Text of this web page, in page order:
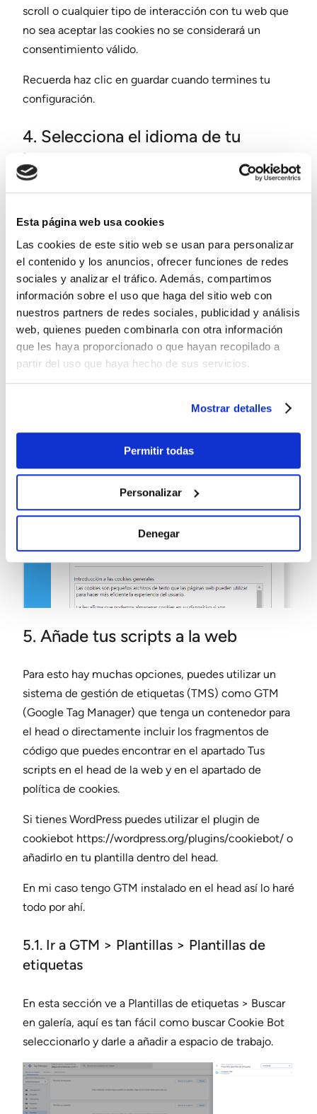
Esta página web usa cookies
Las cookies de este sitio web se usan para personalizar
el contenido y los anuncios, ofrecer funciones de redes
sociales y analizar el tráfico. Además, compartimos
información sobre el uso que haga del sitio web con
nuestros partners de redes sociales, publicidad y análisis
web, quienes pueden combinarla con otra información
que les haya proporcionado o que hayan recopilado a
partir del uso que haya hecho de sus servicios.
Mostrar detalles
Permitir todas
Personalizar
Denegar
scroll o cualquier tipo de interacción con tu web que
no sea aceptar las cookies no se considerará un
consentimiento válido.
Recuerda haz clic en guardar cuando termines tu
configuración.
4. Selecciona el idioma de tu
banner
En el apartado contenido selecciona el idioma de tu
banner de consentimiento de cookies y haz clic en
necesario.
5. Añade tus scripts a la web
Para esto hay muchas opciones, puedes utilizar un
sistema de gestión de etiquetas (TMS) como GTM
(Google Tag Manager) que tenga un contenedor para
el head o directamente incluir los fragmentos de
código que puedes encontrar en el apartado Tus
scripts en el head de la web y en el apartado de
política de cookies.
Si tienes WordPress puedes utilizar el plugin de
cookiebot https://wordpress.org/plugins/cookiebot/ o
añadirlo en tu plantilla dentro del head.
En mi caso tengo GTM instalado en el head así lo haré
todo por ahí.
5.1. Ir a GTM > Plantillas > Plantillas de
etiquetas
En esta sección ve a Plantillas de etiquetas > Buscar
en galería, aquí es tan fácil como buscar Cookie Bot
seleccionarlo y darle a añadir a espacio de trabajo.